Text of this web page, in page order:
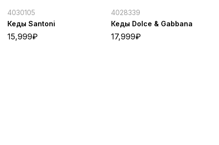
4030105
Кеды Santoni
15,999₽
4028339
Кеды Dolce & Gabbana
17,999₽